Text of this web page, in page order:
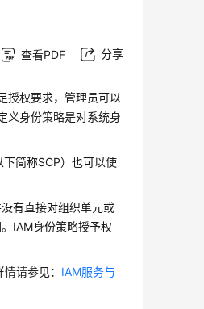
查看PDF 分享
授权要求，管理员可以
义身份策略是对系统身
下简称SCP）也可以使
有直接对组织单元或
IAM身份策略授予权
请参见： IAM服务与